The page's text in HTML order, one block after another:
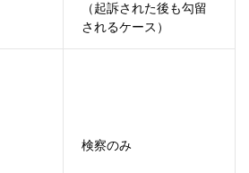
（起訴された後も勾留
されるケース）
検察のみ